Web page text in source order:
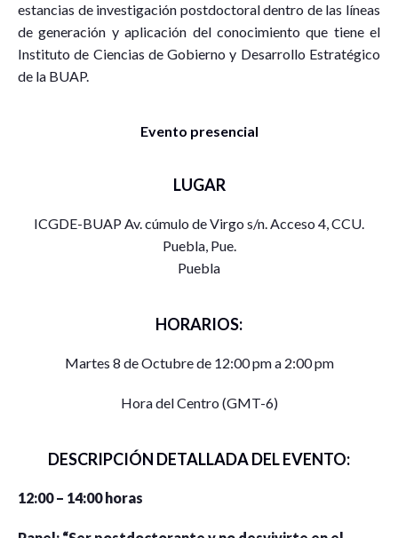
estancias de investigación postdoctoral dentro de las líneas
de generación y aplicación del conocimiento que tiene el
Instituto de Ciencias de Gobierno y Desarrollo Estratégico
de la BUAP.
Evento presencial
LUGAR
ICGDE-BUAP Av. cúmulo de Virgo s/n. Acceso 4, CCU.
Puebla, Pue.
Puebla
HORARIOS:
Martes 8 de Octubre de 12:00 pm a 2:00 pm
Hora del Centro (GMT-6)
DESCRIPCIÓN DETALLADA DEL EVENTO:
12:00 – 14:00 horas